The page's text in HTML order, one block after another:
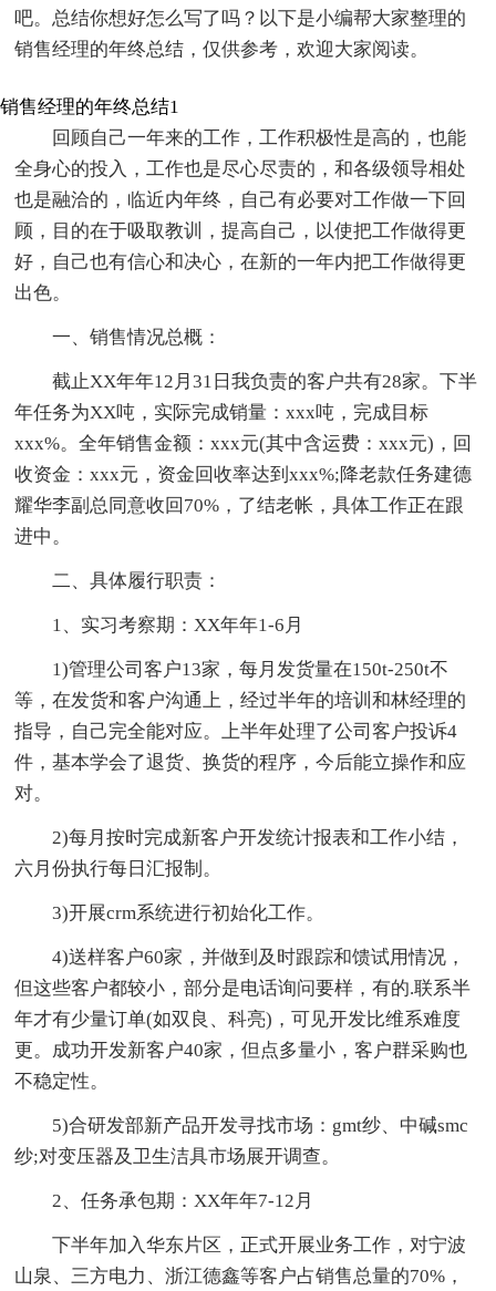
吧。总结你想好怎么写了吗？以下是小编帮大家整理的
销售经理的年终总结，仅供参考，欢迎大家阅读。
销售经理的年终总结1
回顾自己一年来的工作，工作积极性是高的，也能
全身心的投入，工作也是尽心尽责的，和各级领导相处
也是融洽的，临近内年终，自己有必要对工作做一下回
顾，目的在于吸取教训，提高自己，以使把工作做得更
好，自己也有信心和决心，在新的一年内把工作做得更
出色。
一、销售情况总概：
截止XX年年12月31日我负责的客户共有28家。下半
年任务为XX吨，实际完成销量：xxx吨，完成目标
xxx%。全年销售金额：xxx元(其中含运费：xxx元)，回
收资金：xxx元，资金回收率达到xxx%;降老款任务建德
耀华李副总同意收回70%，了结老帐，具体工作正在跟
进中。
二、具体履行职责：
1、实习考察期：XX年年1-6月
1)管理公司客户13家，每月发货量在150t-250t不
等，在发货和客户沟通上，经过半年的培训和林经理的
指导，自己完全能对应。上半年处理了公司客户投诉4
件，基本学会了退货、换货的程序，今后能立操作和应
对。
2)每月按时完成新客户开发统计报表和工作小结，
六月份执行每日汇报制。
3)开展crm系统进行初始化工作。
4)送样客户60家，并做到及时跟踪和馈试用情况，
但这些客户都较小，部分是电话询问要样，有的.联系半
年才有少量订单(如双良、科亮)，可见开发比维系难度
更。成功开发新客户40家，但点多量小，客户群采购也
不稳定性。
5)合研发部新产品开发寻找市场：gmt纱、中碱smc
纱;对变压器及卫生洁具市场展开调查。
2、任务承包期：XX年年7-12月
下半年加入华东片区，正式开展业务工作，对宁波
山泉、三方电力、浙江德鑫等客户占销售总量的70%，